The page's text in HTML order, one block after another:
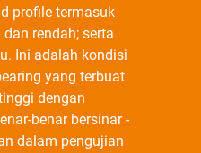
profile termasuk
rendah; serta
Ini adalah kondisi
yang terbuat
dengan
benar bersinar -
dalam pengujian